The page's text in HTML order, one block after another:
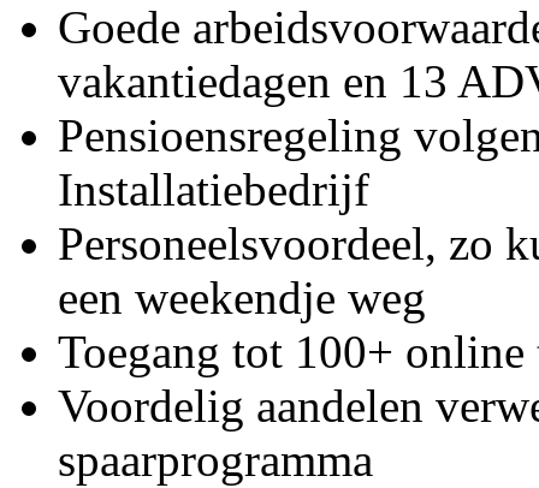
Goede
vakantiedagen en 13
Pensioensregeling
Installatiebedrijf
Personeelsvoordeel, zo
een weekendje weg
Toegang tot 100+
Voordelig aandelen
spaarprogramma